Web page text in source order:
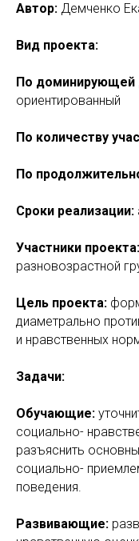
Автор: Демченко
Вид проекта:
По доминирующей
ориентированный
По количеству
По
Сроки реализации:
Участники проекта:
разновозрастной
Цель проекта:
диаметрально
и нравственных
Задачи:
Обучающие:
социально-
разъяснить
социально-
поведения.
Развивающие: